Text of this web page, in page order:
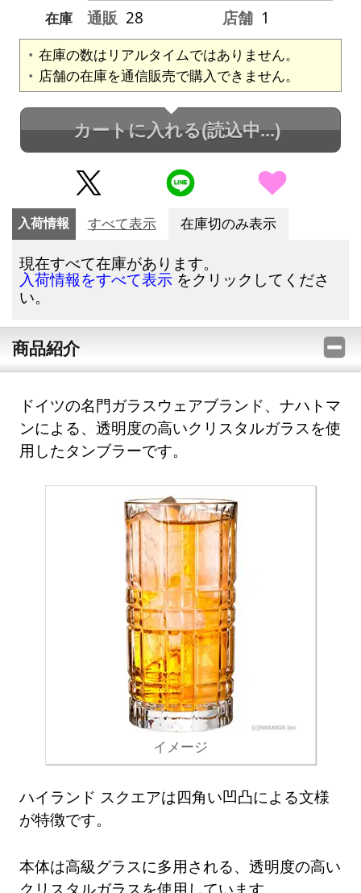
在庫
通販 28 店舗 1
在庫の数はリアルタイムではありません。
店舗の在庫を通信販売で購入できません。
カートに入れる(読込中...)
入荷情報 すべて表示 在庫切のみ表示
現在すべて在庫があります。
入荷情報をすべて表示 をクリックしてくださ
い。
商品紹介
ドイツの名門ガラスウェアブランド、ナハトマ
ンによる、透明度の高いクリスタルガラスを使
用したタンブラーです。
イメージ
ハイランド スクエアは四角い凹凸による文様
が特徴です。
本体は高級グラスに多用される、透明度の高い
クリスタルガラスを使用しています。